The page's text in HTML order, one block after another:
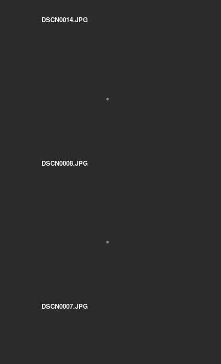
DSCN0014.JPG
DSCN0008.JPG
DSCN0007.JPG